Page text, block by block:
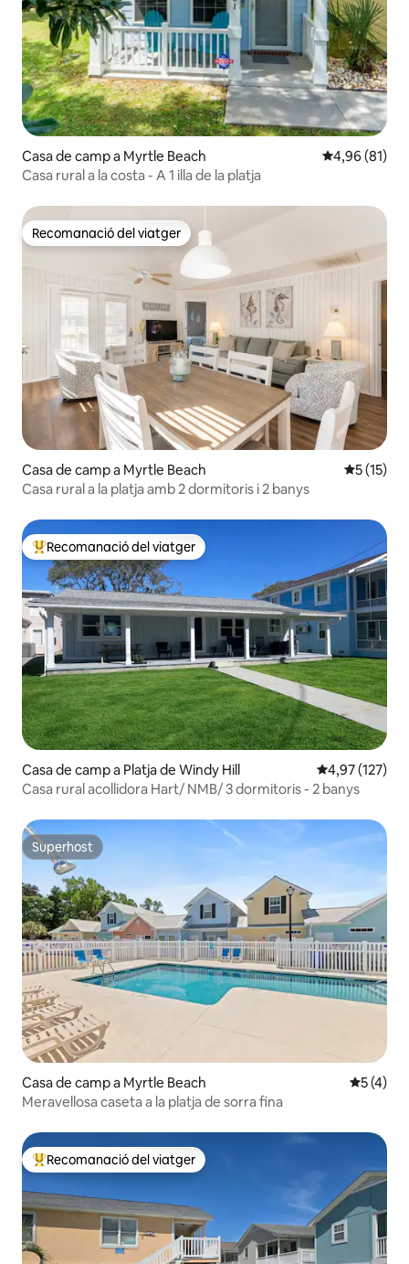
Casa de camp a Myrtle Beach 4,96 de
4,96 (81)
Casa rural a la costa - A 1 illa de la platja
Recomanació del viatger
Recomanació del viatger
Casa de camp a Myrtle Beach 5 de
5 (15)
Casa rural a la platja amb 2 dormitoris i 2 banys
Principals recomanacions dels viatgers
Recomanació del viatger
Casa de camp a Platja de Windy Hill 4,97 de
4,97 (127)
Casa rural acollidora Hart/ NMB/ 3 dormitoris - 2 banys
Superhost
Superhost
Casa de camp a Myrtle Beach 5 de
5 (4)
Meravellosa caseta a la platja de sorra fina
Principals recomanacions dels viatgers
Recomanació del viatger